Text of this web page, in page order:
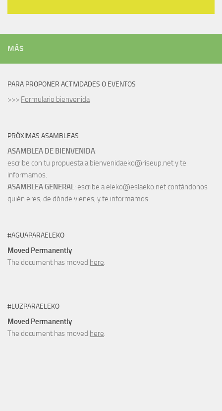
MÁS
PARA PROPONER ACTIVIDADES O EVENTOS
>>> Formulario bienvenida
PRÓXIMAS ASAMBLEAS
ASAMBLEA DE BIENVENIDA:
escribe con tu propuesta a bienvenidaeko@riseup.net y te
informamos.
ASAMBLEA GENERAL: escribe a eleko@eslaeko.net contándonos
quién eres, de dónde vienes, y te informamos.
#AGUAPARAELEKO
Moved Permanently
The document has moved here.
#LUZPARAELEKO
Moved Permanently
The document has moved here.